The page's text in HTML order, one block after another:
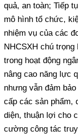
quả, an toàn; Tiếp
mô hình tổ chức,
nhiệm vụ của các
NHCSXH chú
trong hoạt động
nâng cao năng lực
nhưng vẫn đảm
cấp các sản phẩm,
diện, thuận lợi cho
cường công tác